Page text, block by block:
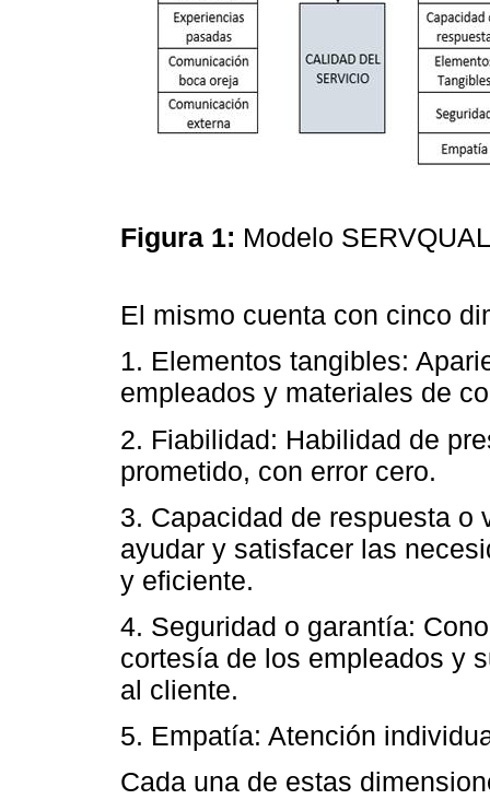
Figura 1: Modelo
El mismo cuenta con cinco
1. Elementos tangibles:
empleados y materiales de
2. Fiabilidad: Habilidad de
prometido, con error cero.
3. Capacidad de respuesta o
ayudar y satisfacer las
y eficiente.
4. Seguridad o garantía:
cortesía de los empleados y
al cliente.
5. Empatía: Atención
Cada una de estas